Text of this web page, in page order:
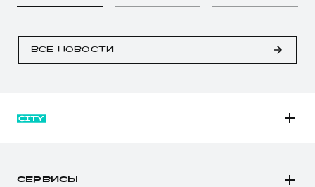
ВСЕ НОВОСТИ
СЕРВИСЫ